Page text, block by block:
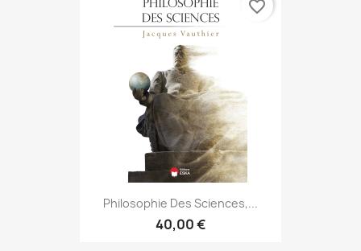
Philosophie Des Sciences,...
40,00 €
favorite_border